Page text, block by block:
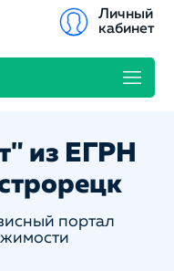
Личный
кабинет
из ЕГРН
портал